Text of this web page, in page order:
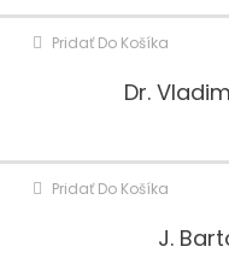
Pridať Do Košíka
Dr.
Pridať Do Košíka
J.